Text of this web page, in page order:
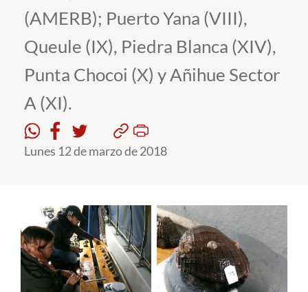
Postgrado
Formación Continua
Estudiantes
Académicos
Funcionarios
English
(AMERB); Puerto Yana (VIII),
Queule (IX), Piedra Blanca (XIV),
Punta Chocoi (X) y Añihue Sector
A (XI).
Lunes 12 de marzo de 2018